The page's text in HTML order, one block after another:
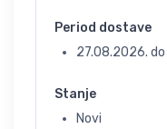
Period dostave
27.08.2026. do
Stanje
Novi